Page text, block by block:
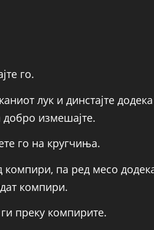
го.
лук и динстајте
добро измешајте.
го на кругчиња.
па ред месо
компири.
ги преку компирите.